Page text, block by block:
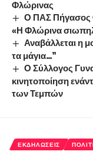
Φλώρινας
Ο ΠΑΣ Πήγασος
«Η Φλώρινα
Αναβάλλεται η
τα μάγια…”
Ο Σύλλογος
κινητοποίηση
των Τεμπών
ΕΚΔΗΛΏΣΕΙΣ